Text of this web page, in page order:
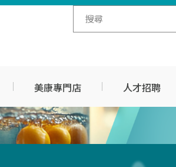
美康專門店 人才招聘